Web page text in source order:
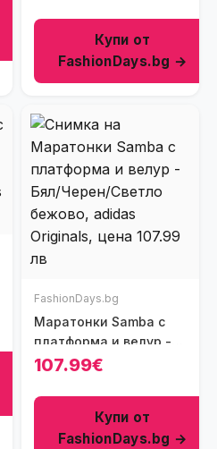
Светлозелен
Купи от
FashionDays.bg →
FashionDays.bg
Маратонки Samba с
платформа и велур -
Бял/Черен/Светло
107.99€
Купи от
FashionDays.bg →